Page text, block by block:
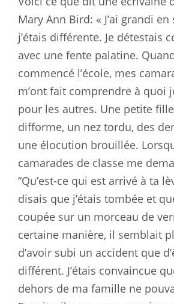
Mary Ann Bird: « J’ai grandi
j’étais différente. Je détestais
avec une fente palatine.
commencé l’école, mes
m’ont fait comprendre à quoi
pour les autres. Une petite
difforme, un nez tordu, des
une élocution brouillée.
camarades de classe me
“Qu’est-ce qui est arrivé à ta
disais que j’étais tombée et
coupée sur un morceau de
certaine manière, il semblait
d’avoir subi un accident que
différent. J’étais convaincue
dehors de ma famille ne